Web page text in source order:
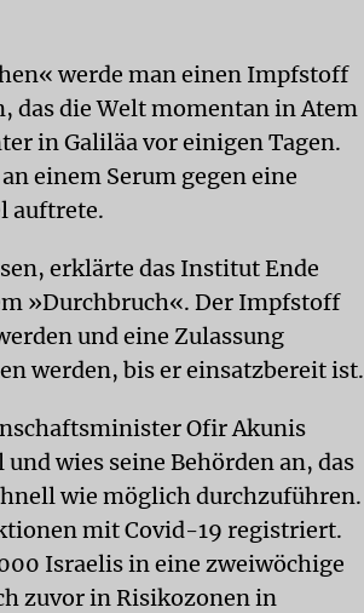
werde man einen Impfstoff
das die Welt momentan in Atem
in Galiläa vor einigen Tagen.
einem Serum gegen eine
auftrete.
erklärte das Institut Ende
»Durchbruch«. Der Impfstoff
und eine Zulassung
werden, bis er einsatzbereit ist.
Ofir Akunis
wies seine Behörden an, das
wie möglich durchzuführen.
mit Covid-19 registriert.
Israelis in eine zweiwöchige
zuvor in Risikozonen in